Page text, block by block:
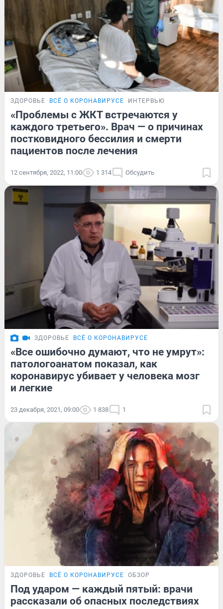
ЗДОРОВЬЕ ВСЁ О КОРОНАВИРУСЕ ИНТЕРВЬЮ
«Проблемы с ЖКТ встречаются у
каждого третьего». Врач — о причинах
постковидного бессилия и смерти
пациентов после лечения
12 сентября, 2022, 11:00 1 314 Обсудить
ЗДОРОВЬЕ ВСЁ О КОРОНАВИРУСЕ
«Все ошибочно думают, что не умрут»:
патологоанатом показал, как
коронавирус убивает у человека мозг
и легкие
23 декабря, 2021, 09:00 1 838 1
ЗДОРОВЬЕ ВСЁ О КОРОНАВИРУСЕ ОБЗОР
Под ударом — каждый пятый: врачи
рассказали об опасных последствиях